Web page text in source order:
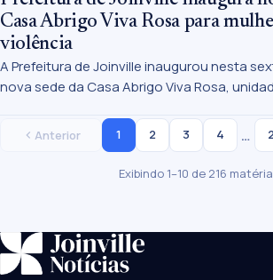
Casa Abrigo Viva Rosa para
violência
A Prefeitura de Joinville inaugurou nesta
nova sede da Casa Abrigo Viva Rosa,
em situação de violência doméstica e
Anterior 1 2 3 4 …
Exibindo 1–10 de 216
SUGESTÕES: JEC